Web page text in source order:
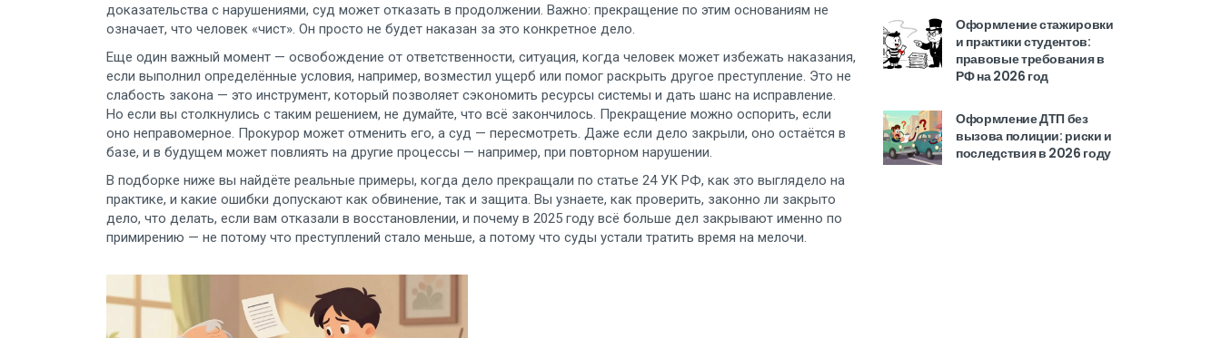
доказательства с нарушениями, суд может отказать в продолжении. Важно: прекращение по этим основаниям не
означает, что человек «чист». Он просто не будет наказан за это конкретное дело.
Еще один важный момент — освобождение от ответственности, ситуация, когда человек может избежать наказания,
если выполнил определённые условия, например, возместил ущерб или помог раскрыть другое преступление. Это не
слабость закона — это инструмент, который позволяет сэкономить ресурсы системы и дать шанс на исправление.
Но если вы столкнулись с таким решением, не думайте, что всё закончилось. Прекращение можно оспорить, если
оно неправомерное. Прокурор может отменить его, а суд — пересмотреть. Даже если дело закрыли, оно остаётся в
базе, и в будущем может повлиять на другие процессы — например, при повторном нарушении.
В подборке ниже вы найдёте реальные примеры, когда дело прекращали по статье 24 УК РФ, как это выглядело на
практике, и какие ошибки допускают как обвинение, так и защита. Вы узнаете, как проверить, законно ли закрыто
дело, что делать, если вам отказали в восстановлении, и почему в 2025 году всё больше дел закрывают именно по
примирению — не потому что преступлений стало меньше, а потому что суды устали тратить время на мелочи.
Оформление стажировки
и практики студентов:
правовые требования в
РФ на 2026 год
Оформление ДТП без
вызова полиции: риски и
последствия в 2026 году